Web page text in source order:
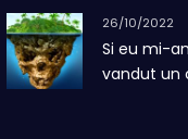
26/10/2022
Si eu mi-
vandut un